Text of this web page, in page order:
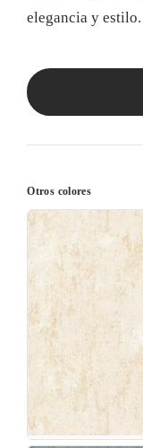
elegancia y estilo.
Otros colores